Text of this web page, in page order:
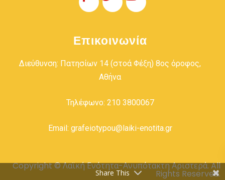
Επικοινωνία
Διεύθυνση: Πατησίων 14 (στοά Φέξη) 8ος όροφος,
Αθήνα
Τηλέφωνο: 210 3800067
Email: grafeiotypou@laiki-enotita.gr
Copyright © Λαϊκή Ενότητα-Ανυπότακτη Αριστερά. All
Rights Reserved.
Share This